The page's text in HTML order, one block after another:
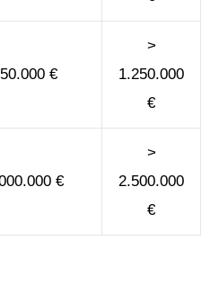
€
>
1.250.000
€
€
>
2.500.000
€